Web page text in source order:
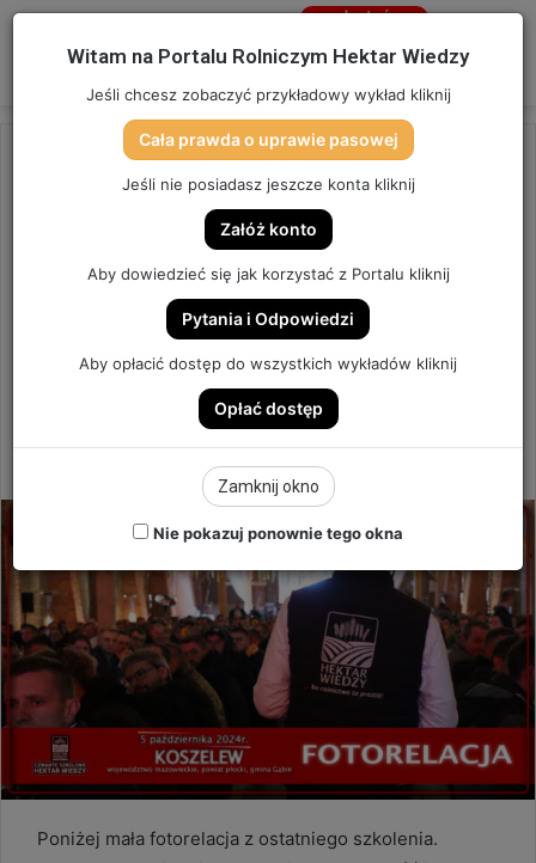
Menu
Jesteś
Strona główna/OSTATNIO DODANE
FOTORELACJA z IV SZKOLENIA
HEKTAR WIEDZY: OSZUKAĆ
PRZEZNACZENIE
SZKOLENIE HEKTAR WIEDZY
an
Poniżej mała fotorelacja z ostatniego szkolenia.
Witam na Portalu Rolniczym Hektar Wiedzy
Jeśli chcesz zobaczyć przykładowy wykład kliknij
Cała prawda o uprawie pasowej
Jeśli nie posiadasz jeszcze konta kliknij
Załóż konto
Aby dowiedzieć się jak korzystać z Portalu kliknij
Pytania i Odpowiedzi
Aby opłacić dostęp do wszystkich wykładów kliknij
Opłać dostęp
Zamknij okno
Nie pokazuj ponownie tego okna